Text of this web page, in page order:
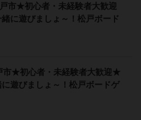
市★初心者・未経験者大歓迎
に遊びましょ～！松戸ボード
市★初心者・未経験者大歓迎★
遊びましょ～！松戸ボードゲ